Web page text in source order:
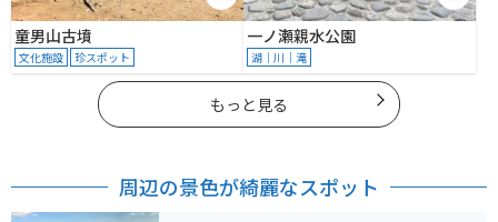
童男山古墳
文化施設 珍スポット
一ノ瀬親水公園
湖｜川｜滝
もっと見る
周辺の景色が綺麗なスポット